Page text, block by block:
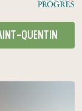
Quentin